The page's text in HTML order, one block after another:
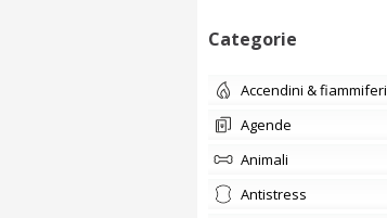
Categorie
accendini & fiammiferi
agende
animali
Antistress